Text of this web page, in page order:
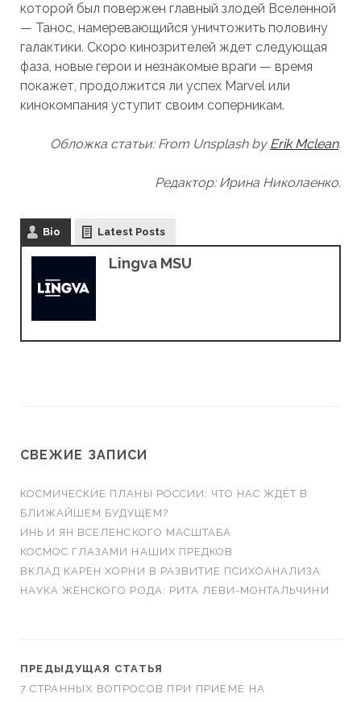
которой был повержен главный злодей Вселенной
— Танос, намеревающийся уничтожить половину
галактики. Скоро кинозрителей ждет следующая
фаза, новые герои и незнакомые враги — время
покажет, продолжится ли успех Marvel или
кинокомпания уступит своим соперникам.
Обложка статьи: From Unsplash by Erik Mclean.
Редактор: Ирина Николаенко.
Bio Latest Posts
Lingva MSU
СВЕЖИЕ ЗАПИСИ
КОСМИЧЕСКИЕ ПЛАНЫ РОССИИ: ЧТО НАС ЖДЁТ В
БЛИЖАЙШЕМ БУДУЩЕМ?
ИНЬ И ЯН ВСЕЛЕНСКОГО МАСШТАБА
КОСМОС ГЛАЗАМИ НАШИХ ПРЕДКОВ
ВКЛАД КАРЕН ХОРНИ В РАЗВИТИЕ ПСИХОАНАЛИЗА
НАУКА ЖЕНСКОГО РОДА: РИТА ЛЕВИ-МОНТАЛЬЧИНИ
ПРЕДЫДУЩАЯ СТАТЬЯ
7 СТРАННЫХ ВОПРОСОВ ПРИ ПРИЕМЕ НА